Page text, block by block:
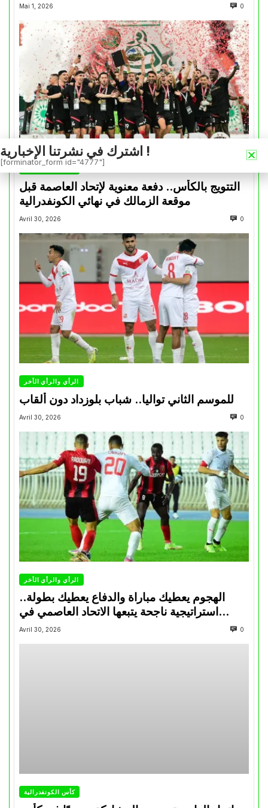
Mai 1, 2026 0
التتويج بالكأس.. دفعة معنوية لإتحاد العاصمة قبل
موقعة الزمالك في نهائي الكونفدرالية
Avril 30, 2026 0
الرأي والرأي الأخر
للموسم الثاني تواليا.. شباب بلوزداد دون ألقاب
Avril 30, 2026 0
الرأي والرأي الأخر
الهجوم يعطيك مباراة والدفاع يعطيك بطولة..
استراتيجية ناجحة يتبعها الاتحاد العاصمي في
تتويجاته آخر السنوات
Avril 30, 2026 0
كأس الكونفدرالية
اشترك في نشرتنا الإخبارية !
[forminator_form id="4777"]